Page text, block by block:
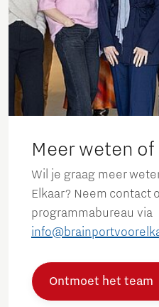
Meer weten
Wil je graag meer
Elkaar? Neem contact
programmabureau via
Ontmoet het team